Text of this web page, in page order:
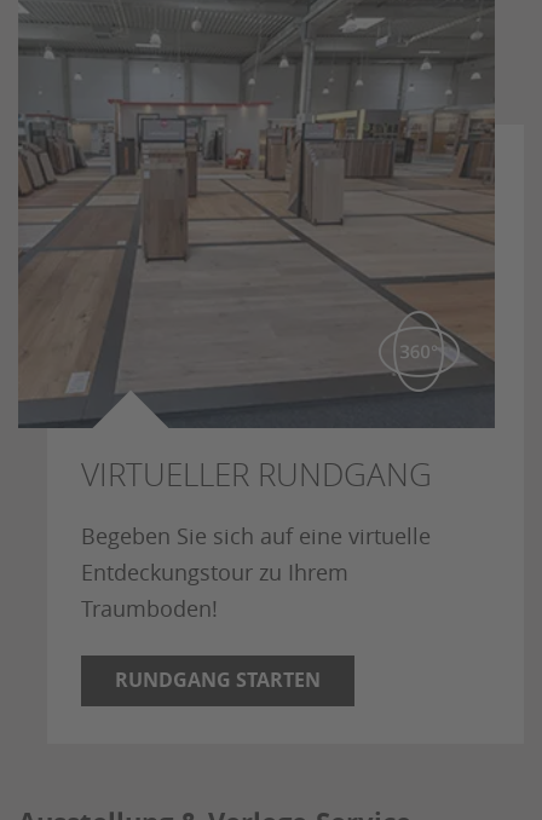
VIRTUELLER RUNDGANG
Begeben Sie sich auf eine virtuelle
Entdeckungstour zu Ihrem
Traumboden!
RUNDGANG STARTEN